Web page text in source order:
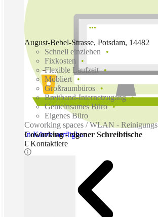
In Kürze verfügbar
August-Bebel-Strasse, Potsdam, 14482
Schnell einziehen
Fixkosten
Flexible Laufzeit
Möbliert
Großraumbüros
Breitband-Internetzugang
Gemeinsames Büro
Eigenes Büro
Coworking spaces / WLAN -
Coworking - eigener Schreibtische
€ Kontaktiere